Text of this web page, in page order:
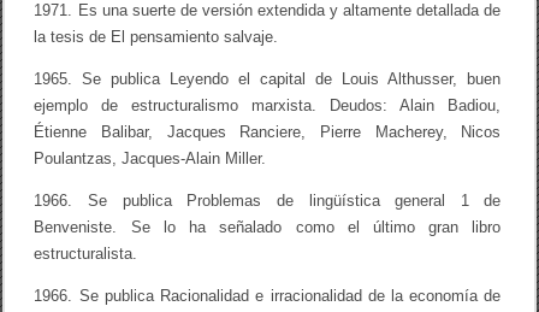
1971. Es una suerte de versión extendida y altamente detallada de
la tesis de El pensamiento salvaje.
1965. Se publica Leyendo el capital de Louis Althusser, buen
ejemplo de estructuralismo marxista. Deudos: Alain Badiou,
Étienne Balibar, Jacques Ranciere, Pierre Macherey, Nicos
Poulantzas, Jacques-Alain Miller.
1966. Se publica Problemas de lingüística general 1 de
Benveniste. Se lo ha señalado como el último gran libro
estructuralista.
1966. Se publica Racionalidad e irracionalidad de la economía de